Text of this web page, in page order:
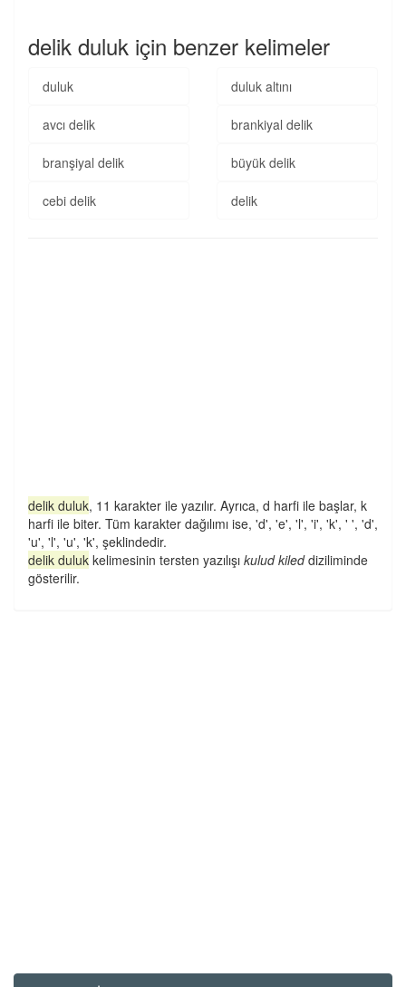
delik duluk için benzer kelimeler
duluk duluk altını
avcı delik brankiyal delik
branşiyal delik büyük delik
cebi delik delik
delik duluk, 11 karakter ile yazılır. Ayrıca, d harfi ile başlar, k
harfi ile biter. Tüm karakter dağılımı ise, 'd', 'e', 'l', 'i', 'k', ' ', 'd',
'u', 'l', 'u', 'k', şeklindedir.
delik duluk kelimesinin tersten yazılışı kulud kileddiziliminde
gösterilir.